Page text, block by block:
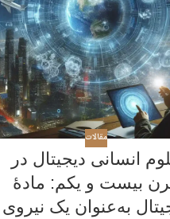
مقالات
انسانی دیجیتال در
بیست و یکم: مادۀ
به‌عنوان یک نیروی